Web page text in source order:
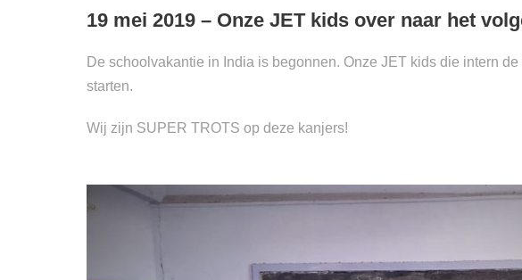
19 mei 2019 – Onze JET kids over naar het
De schoolvakantie in India is begonnen. Onze JET kids die intern
starten.
Wij zijn SUPER TROTS op deze kanjers!